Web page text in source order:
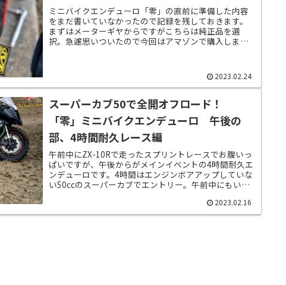
ミニバイクエンデューロ「零」の直前に準備した内容
をまだ書いていなかったので記録を残しておきます。
まずはメーターギヤからですがこちらは純正品を選
択。急遽思いついたので今回はアマゾンで購入しまし
2023.02.24
スーパーカブ50で全開オフロード！
「零」ミニバイクエンデューロ 午後の
部、4時間耐久レース編
午前中にZX-10Rで走ったスプリントレースでお腹いっ
ぱいですが、午後からがメインイベントの4時間耐久エ
ンデューロです。4時間はエンジンボアアップしていな
い50ccのスーパーカブでエントリー。午前中にもいろ
2023.02.16